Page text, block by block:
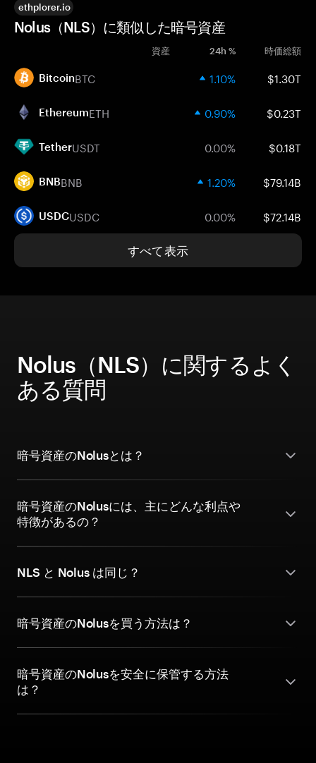
ethplorer.io
Nolus（NLS）に類似した暗号資産
資産 24h % 時価総額
BitcoinBTC 1.10% $1.30T
EthereumETH 0.90% $0.23T
TetherUSDT 0.00% $0.18T
BNBBNB 1.20% $79.14B
USDCUSDC 0.00% $72.14B
すべて表示
Nolus（NLS）に関するよく
ある質問
暗号資産のNolusとは？
暗号資産のNolusには、主にどんな利点や
特徴があるの？
NLS と Nolus は同じ？
暗号資産のNolusを買う方法は？
暗号資産のNolusを安全に保管する方法
は？